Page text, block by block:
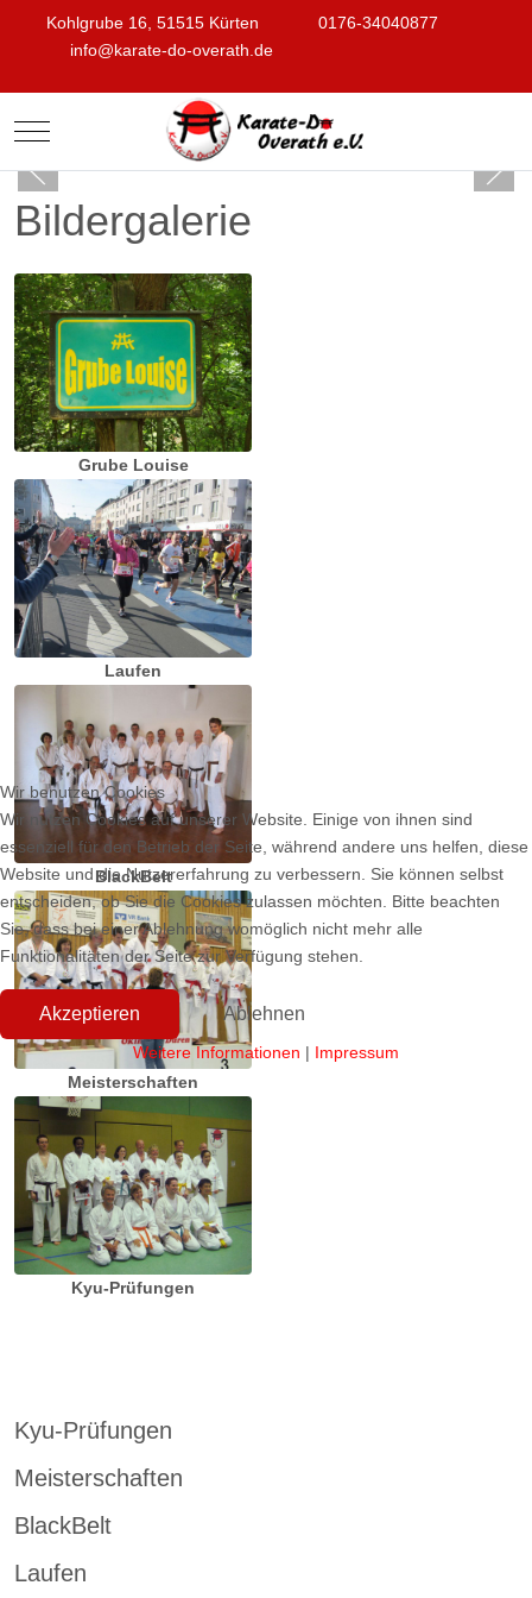
Kohlgrube 16, 51515 Kürten
0176-34040877
info@karate-do-overath.de
Mobile Menu Toggle
Bildergalerie
Grube Louise
Laufen
BlackBelt
Meisterschaften
Kyu-Prüfungen
Kyu-Prüfungen
Meisterschaften
BlackBelt
Laufen
Wir benutzen Cookies
Wir nutzen Cookies auf unserer Website. Einige von ihnen sind
essenziell für den Betrieb der Seite, während andere uns helfen, diese
Website und die Nutzererfahrung zu verbessern. Sie können selbst
entscheiden, ob Sie die Cookies zulassen möchten. Bitte beachten
Sie, dass bei einer Ablehnung womöglich nicht mehr alle
Funktionalitäten der Seite zur Verfügung stehen.
Akzeptieren Ablehnen
Weitere Informationen | Impressum